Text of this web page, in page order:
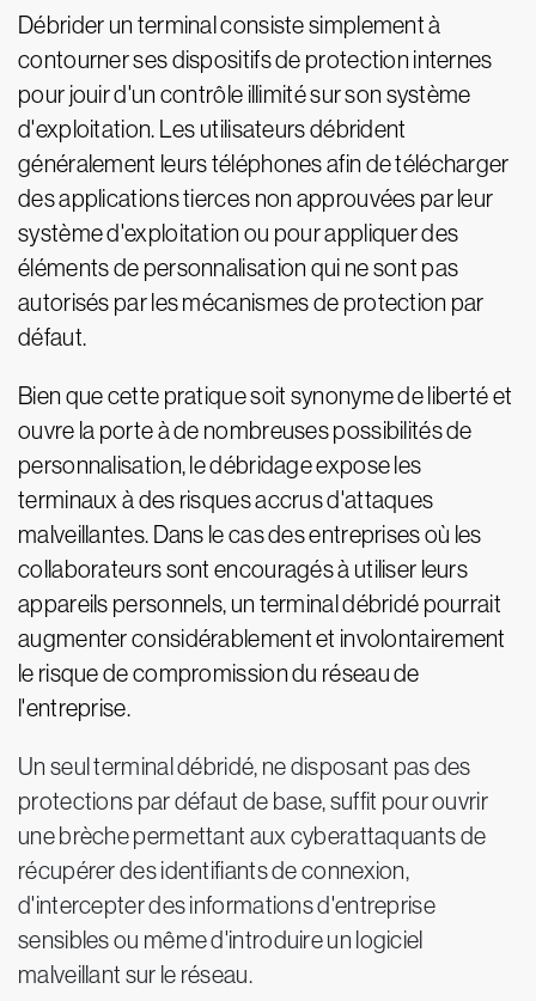
Débrider un terminal consiste simplement à
contourner ses dispositifs de protection internes
pour jouir d'un contrôle illimité sur son système
d'exploitation. Les utilisateurs débrident
généralement leurs téléphones afin de télécharger
des applications tierces non approuvées par leur
système d'exploitation ou pour appliquer des
éléments de personnalisation qui ne sont pas
autorisés par les mécanismes de protection par
défaut.
Bien que cette pratique soit synonyme de liberté et
ouvre la porte à de nombreuses possibilités de
personnalisation, le débridage expose les
terminaux à des risques accrus d'attaques
malveillantes. Dans le cas des entreprises où les
collaborateurs sont encouragés à utiliser leurs
appareils personnels, un terminal débridé pourrait
augmenter considérablement et involontairement
le risque de compromission du réseau de
l'entreprise.
Un seul terminal débridé, ne disposant pas des
protections par défaut de base, suffit pour ouvrir
une brèche permettant aux cyberattaquants de
récupérer des identifiants de connexion,
d'intercepter des informations d'entreprise
sensibles ou même d'introduire un logiciel
malveillant sur le réseau.